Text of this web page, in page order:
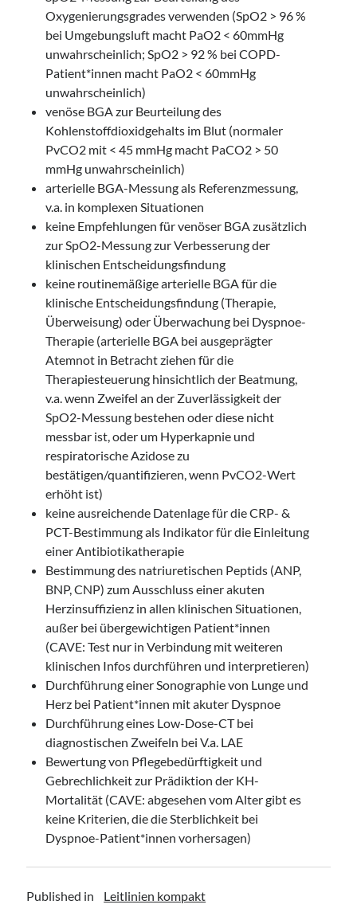
Oxygenierungsgrades verwenden (SpO2 > 96 %
bei Umgebungsluft macht PaO2 < 60mmHg
unwahrscheinlich; SpO2 > 92 % bei COPD-
Patient*innen macht PaO2 < 60mmHg
unwahrscheinlich)
venöse BGA zur Beurteilung des
Kohlenstoffdioxidgehalts im Blut (normaler
PvCO2 mit < 45 mmHg macht PaCO2 > 50
mmHg unwahrscheinlich)
arterielle BGA-Messung als Referenzmessung,
v.a. in komplexen Situationen
keine Empfehlungen für venöser BGA zusätzlich
zur SpO2-Messung zur Verbesserung der
klinischen Entscheidungsfindung
keine routinemäßige arterielle BGA für die
klinische Entscheidungsfindung (Therapie,
Überweisung) oder Überwachung bei Dyspnoe-
Therapie (arterielle BGA bei ausgeprägter
Atemnot in Betracht ziehen für die
Therapiesteuerung hinsichtlich der Beatmung,
v.a. wenn Zweifel an der Zuverlässigkeit der
SpO2-Messung bestehen oder diese nicht
messbar ist, oder um Hyperkapnie und
respiratorische Azidose zu
bestätigen/quantifizieren, wenn PvCO2-Wert
erhöht ist)
keine ausreichende Datenlage für die CRP- &
PCT-Bestimmung als Indikator für die Einleitung
einer Antibiotikatherapie
Bestimmung des natriuretischen Peptids (ANP,
BNP, CNP) zum Ausschluss einer akuten
Herzinsuffizienz in allen klinischen Situationen,
außer bei übergewichtigen Patient*innen
(CAVE: Test nur in Verbindung mit weiteren
klinischen Infos durchführen und interpretieren)
Durchführung einer Sonographie von Lunge und
Herz bei Patient*innen mit akuter Dyspnoe
Durchführung eines Low-Dose-CT bei
diagnostischen Zweifeln bei V.a. LAE
Bewertung von Pflegebedürftigkeit und
Gebrechlichkeit zur Prädiktion der KH-
Mortalität (CAVE: abgesehen vom Alter gibt es
keine Kriterien, die die Sterblichkeit bei
Dyspnoe-Patient*innen vorhersagen)
Published in Leitlinien kompakt